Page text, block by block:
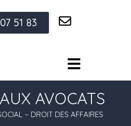
51 83
AVOCATS
– DROIT DES AFFAIRES